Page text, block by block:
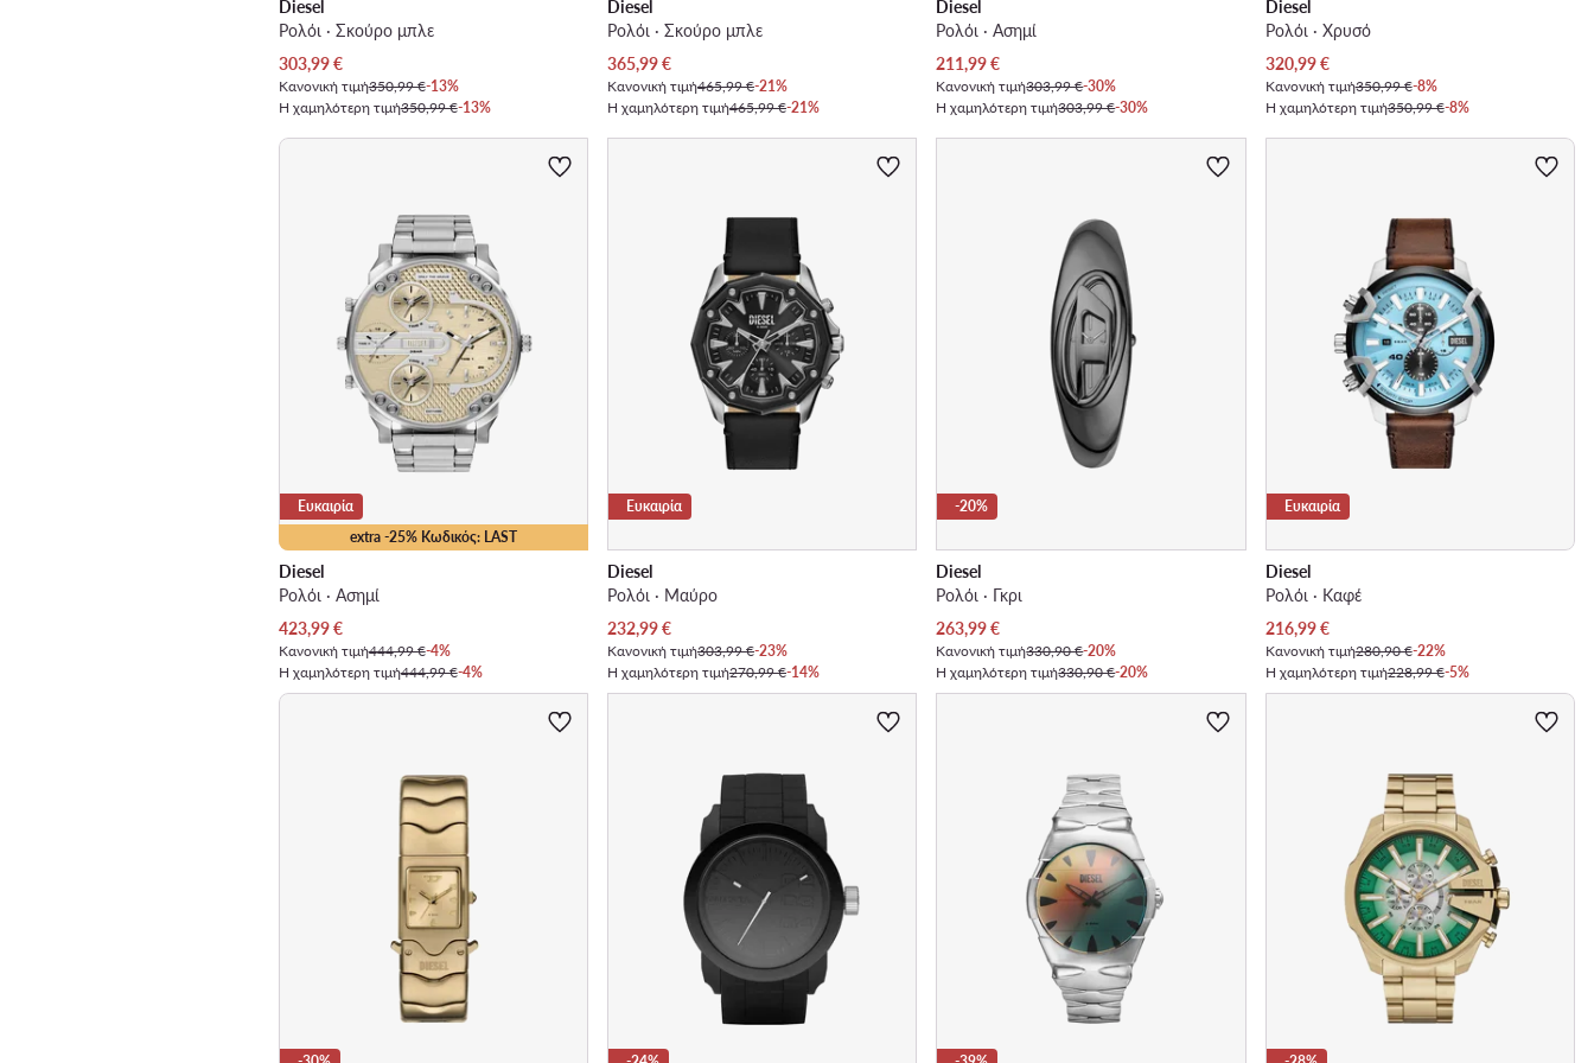
Diesel
Ρολόι · Σκούρο μπλε
Τρέχουσα τιμή
303,99€
Κανονική τιμή350,99 €-13%
Η χαμηλότερη τιμή350,99 €-13%
Diesel
Ρολόι · Σκούρο μπλε
Τρέχουσα τιμή
365,99€
Κανονική τιμή465,99 €-21%
Η χαμηλότερη τιμή465,99 €-21%
Diesel
Ρολόι · Ασημί
Τρέχουσα τιμή
211,99€
Κανονική τιμή303,99 €-30%
Η χαμηλότερη τιμή303,99 €-30%
Diesel
Ρολόι · Χρυσό
Τρέχουσα τιμή
320,99€
Κανονική τιμή350,99 €-8%
Η χαμηλότερη τιμή350,99 €-8%
extra -25% Κωδικός: LAST
Ευκαιρία
Diesel
Ρολόι · Ασημί
Τρέχουσα τιμή
423,99€
Κανονική τιμή444,99 €-4%
Η χαμηλότερη τιμή444,99 €-4%
Ευκαιρία
Diesel
Ρολόι · Μαύρο
Τρέχουσα τιμή
232,99€
Κανονική τιμή303,99 €-23%
Η χαμηλότερη τιμή270,99 €-14%
-20%
Diesel
Ρολόι · Γκρι
Τρέχουσα τιμή
263,99€
Κανονική τιμή330,90 €-20%
Η χαμηλότερη τιμή330,90 €-20%
Ευκαιρία
Diesel
Ρολόι · Καφέ
Τρέχουσα τιμή
216,99€
Κανονική τιμή280,90 €-22%
Η χαμηλότερη τιμή228,99 €-5%